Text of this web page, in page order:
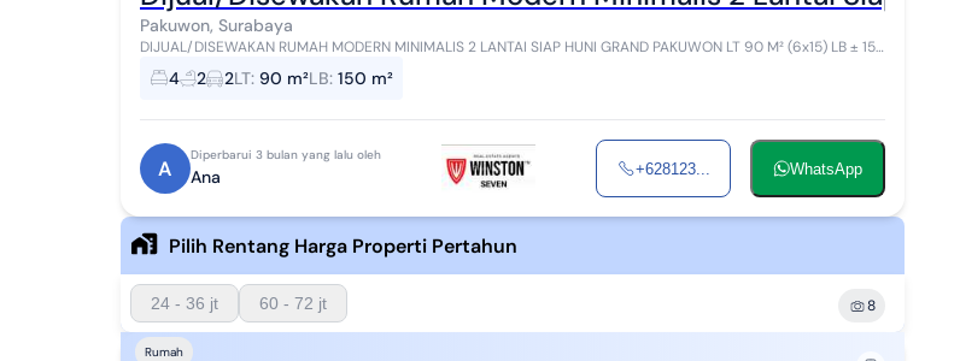
Pakuwon, Surabaya
DIJUAL/DISEWAKAN RUMAH MODERN MINIMALIS 2 LANTAI SIAP HUNI GRAND PAKUWON LT 90 M² (6x15) LB ± 150
M² (2lantai) KT 4 KM 2 Utara SHM Service Area...
4 2 2LT: 90 m²LB: 150 m²
A
Diperbarui 3 bulan yang lalu oleh
Ana +628123... WhatsApp
Pilih Rentang Harga Properti Pertahun
24 - 36 jt 60 - 72 jt 8
Rumah